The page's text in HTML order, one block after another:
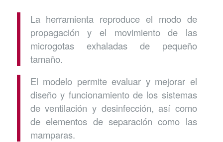
La herramienta reproduce el modo de
propagación y el movimiento de las
microgotas exhaladas de pequeño
tamaño.
El modelo permite evaluar y mejorar el
diseño y funcionamiento de los sistemas
de ventilación y desinfección, así como
de elementos de separación como las
mamparas.